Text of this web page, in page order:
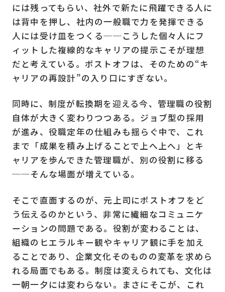
には残ってもらい、社外で新たに飛躍できる人に
は背中を押し、社内の一般職で力を発揮できる
人には受け皿をつくる──こうした個々人にフ
ィットした複線的なキャリアの提示こそが理想
だと考えている。ポストオフは、そのための“キ
ャリアの再設計”の入り口にすぎない。
同時に、制度が転換期を迎える今、管理職の役割
自体が大きく変わりつつある。ジョブ型の採用
が進み、役職定年の仕組みも揺らぐ中で、これ
まで「成果を積み上げることで上へ上へ」とキ
ャリアを歩んできた管理職が、別の役割に移る
──そんな場面が増えている。
そこで直面するのが、元上司にポストオフをど
う伝えるのかという、非常に繊細なコミュニケ
ーションの問題である。役割が変わることは、
組織のヒエラルキー観やキャリア観に手を加え
ることであり、企業文化そのものの変革を求めら
れる局面でもある。制度は変えられても、文化は
一朝一夕には変わらない。まさにそこが、これ